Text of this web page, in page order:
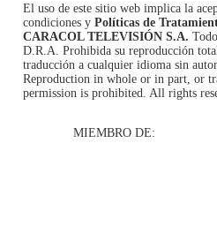
El uso de este sitio web implica la
condiciones y Políticas de
CARACOL TELEVISIÓN S.A.
D.R.A. Prohibida su reproducción
traducción a cualquier idioma sin
Reproduction in whole or in part, or
permission is prohibited. All rights
MIEMBRO DE: